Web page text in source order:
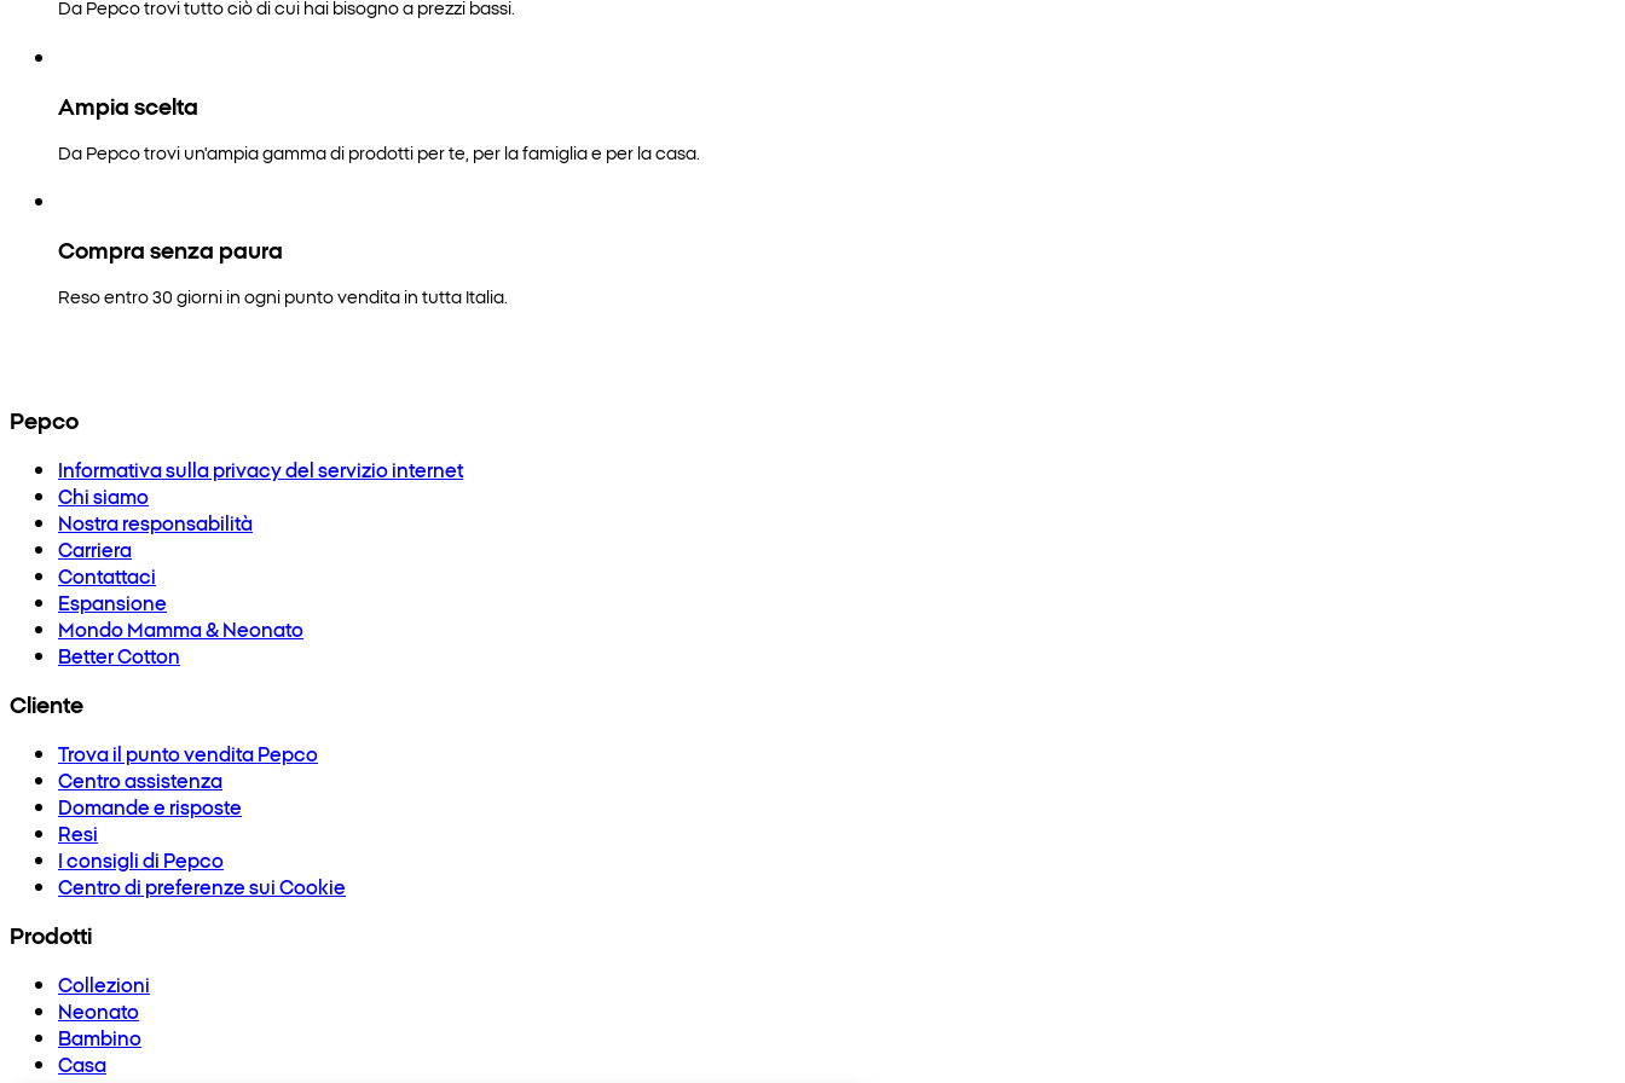
Da Pepco trovi tutto ciò di cui hai bisogno a prezzi bassi.
Ampia scelta
Da Pepco trovi un'ampia gamma di prodotti per te, per la famiglia e per la casa.
Compra senza paura
Reso entro 30 giorni in ogni punto vendita in tutta Italia.
Pepco
Informativa sulla privacy del servizio internet
Chi siamo
Nostra responsabilità
Carriera
Contattaci
Espansione
Mondo Mamma & Neonato
Better Cotton
Cliente
Trova il punto vendita Pepco
Centro assistenza
Domande e risposte
Resi
I consigli di Pepco
Centro di preferenze sui Cookie
Prodotti
Collezioni
Neonato
Bambino
Casa